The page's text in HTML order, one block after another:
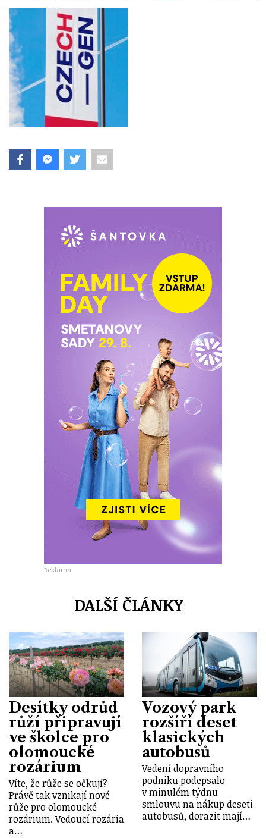
Reklama
DALŠÍ ČLÁNKY
Desítky odrůd
růží připravují
ve školce pro
olomoucké
rozárium
Víte, že růže se očkují?
Právě tak vznikají nové
růže pro olomoucké
rozárium. Vedoucí rozária
a…
Vozový park
rozšíří deset
klasických
autobusů
Vedení dopravního
podniku podepsalo
v minulém týdnu
smlouvu na nákup deseti
autobusů, dorazit mají…